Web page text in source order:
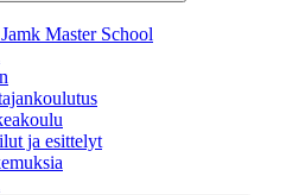
Master School
ja esittelyt